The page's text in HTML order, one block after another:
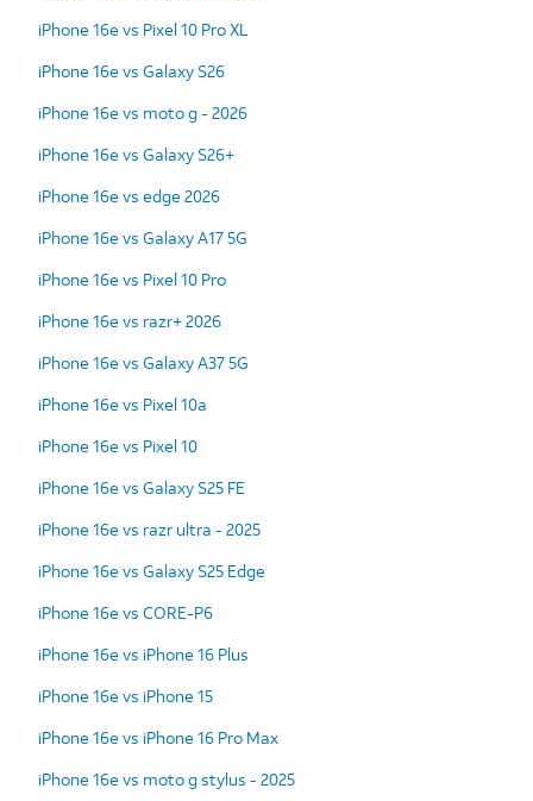
iPhone 16e vs Pixel 10 Pro XL
iPhone 16e vs Galaxy S26
iPhone 16e vs moto g - 2026
iPhone 16e vs Galaxy S26+
iPhone 16e vs edge 2026
iPhone 16e vs Galaxy A17 5G
iPhone 16e vs Pixel 10 Pro
iPhone 16e vs razr+ 2026
iPhone 16e vs Galaxy A37 5G
iPhone 16e vs Pixel 10a
iPhone 16e vs Pixel 10
iPhone 16e vs Galaxy S25 FE
iPhone 16e vs razr ultra - 2025
iPhone 16e vs Galaxy S25 Edge
iPhone 16e vs CORE-P6
iPhone 16e vs iPhone 16 Plus
iPhone 16e vs iPhone 15
iPhone 16e vs iPhone 16 Pro Max
iPhone 16e vs moto g stylus - 2025